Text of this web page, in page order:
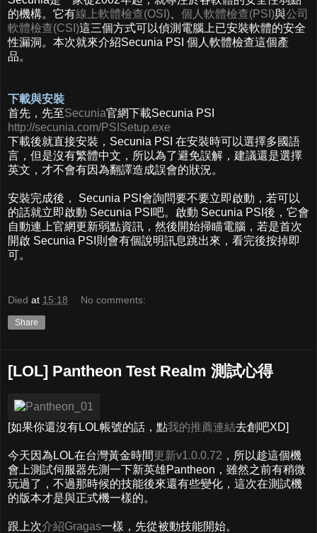
的機構。它有線上軟體檢查(OSI) 個人軟體檢查(PSI)與公司
軟體檢查(CSI)這三個方式可以偵測電腦上已安裝軟體的安全
性漏洞。本次就來介紹Secunia PSI 個人軟體檢查這個產
品。
下載與安裝
首先，先至Secunia官網下載Secunia PSI
http://secunia.com/PSISetup.exe
下載後就直接安裝，Secunia PSI 在安裝時可以選擇多國語
言，但是沒有繁體中文，所以為了避免誤解，建議還是選擇
英文，才不會有因為翻譯造成誤會的狀況。
安裝完成後， Secunia PSI會詢問要不要立即啟動，若可以
的話就立即啟動 Secunia PSI吧。啟動 Secunia PSI後，它會
自動連上官網更新弱點資訊，然後開始掃瞄電腦，若是首次
開啟 Secunia PSI則會有個說明訊息跳出來，看完後按掉即
可。
Died at 15:18 No comments:
Share
[LOL] Pantheon Test Realm 測試心得
[如果你還沒有LOL帳號的話，點我的推薦連結去創吧XD]
今天因為LOL在台灣黃金時間更新v1.0.0.72 ，所以趁這個機
會上測試伺服器先測一下新英雄Pantheon，雖然之前有稍微
玩過了，不過那時候的技能後來還有些變化，這次在測試機
的版本才是與正式機一樣的。
跟上次介紹Gragas一樣，先從被動技能開始。